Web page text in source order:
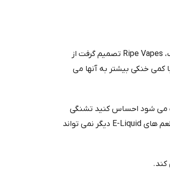
بسیاری از ما می‌ توانیم موافق باشیم که انگور بنفش یکی از بهترین میوه‌ های موجود است، زیرا می‌ تواند حس دلپذیر و دلپذیری را در هر زمان ایجاد کند. خب، Ripe Vapes تصمیم گرفت از
کمی خنکی بیشتر به آنها می
می شود احساس کنید تشنگی
شما در سطح عمیقی برطرف شده است. در نهایت، این قند طبیعی به وجود می‌ آید، و به دنبال آن یک منتول سرد، کام شما را شاد می‌ کند، مانند هیچ یک از طعم‌ های E-Liquid دیگر نمی‌ تواند
کند.